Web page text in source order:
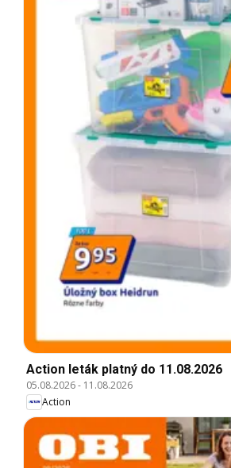
Action leták platný do 11.08.2026
05.08.2026- 11.08.2026
Action